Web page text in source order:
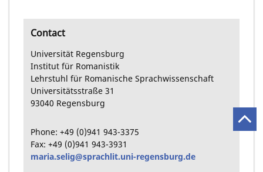
Contact
Universität Regensburg
Institut für Romanistik
Lehrstuhl für Romanische Sprachwissenschaft
Universitätsstraße 31
93040 Regensburg
Phone: +49 (0)941 943-3375
Fax: +49 (0)941 943-3931
maria.selig@sprachlit.uni-regensburg.de